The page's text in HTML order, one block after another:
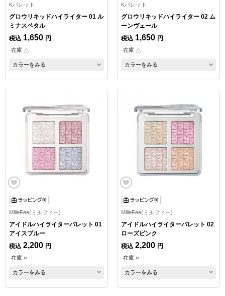
Kパレット
グロウリキッドハイライター 01 ル
ミナスペタル
税込 1,650 円
在庫 △
カラーをみる
Kパレット
グロウリキッドハイライター 02 ム
ーンヴェール
税込 1,650 円
在庫 △
カラーをみる
MilleFee(ミルフィー)
アイドルハイライターパレット 01
アイスブルー
税込 2,200 円
在庫 ○
カラーをみる
MilleFee(ミルフィー)
アイドルハイライターパレット 02
ローズピンク
税込 2,200 円
在庫 ○
カラーをみる